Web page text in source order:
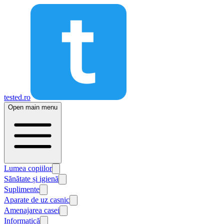
tested.ro
Open main menu
Lumea copiilor
Sănătate și igienă
Suplimente
Aparate de uz casnic
Amenajarea casei
Informatică